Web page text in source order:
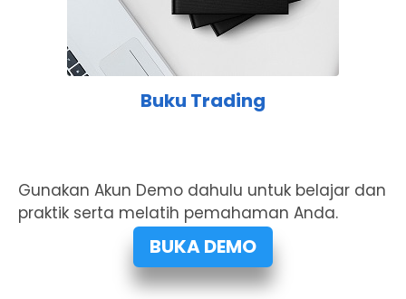
Buku Trading
Gunakan Akun Demo dahulu untuk belajar dan
praktik serta melatih pemahaman Anda.
BUKA DEMO